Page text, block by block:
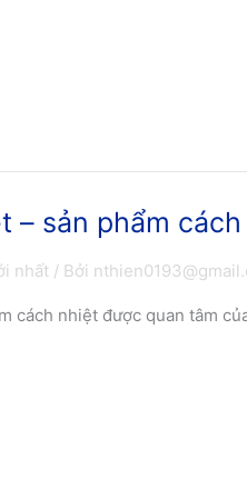
– sản phẩm
nhất / Bởi
cách nhiệt được quan tâm